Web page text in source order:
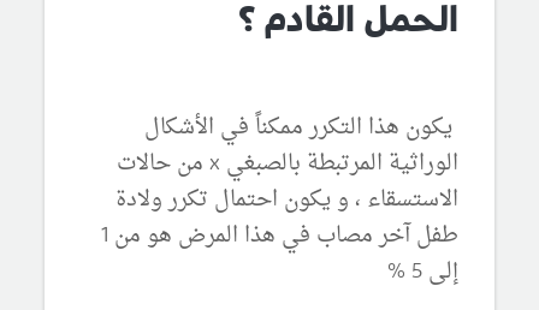
الحمل القادم ؟
يكون هذا التكرر ممكناً في الأشكال
الوراثية المرتبطة بالصبغي x من حالات
الاستسقاء ، و يكون احتمال تكرر ولادة
طفل آخر مصاب في هذا المرض هو من 1
إلى 5 %